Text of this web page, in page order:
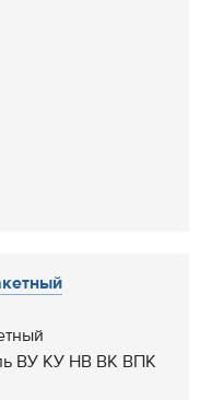
ВУ КУ НВ ВК ВПК